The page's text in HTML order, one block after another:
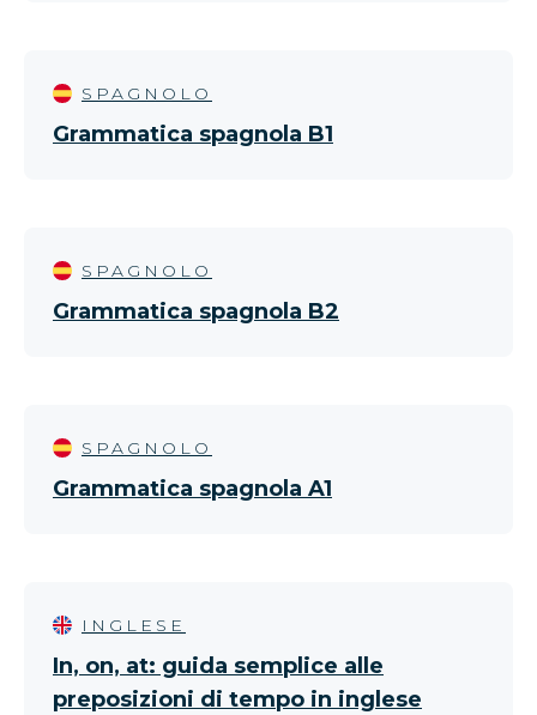
SPAGNOLO
Grammatica spagnola B1
SPAGNOLO
Grammatica spagnola B2
SPAGNOLO
Grammatica spagnola A1
INGLESE
In, on, at: guida semplice alle
preposizioni di tempo in inglese